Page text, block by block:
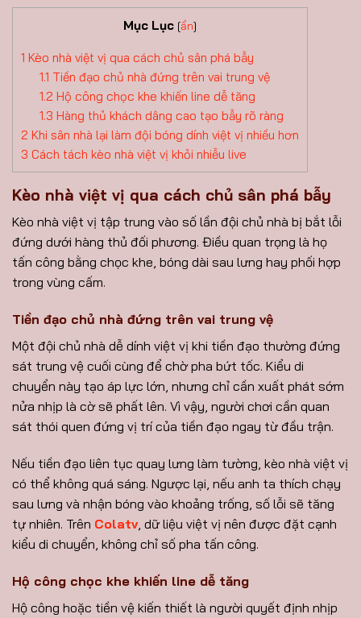
Mục Lục [ẩn]
1 Kèo nhà việt vị qua cách chủ sân phá bẫy
1.1 Tiền đạo chủ nhà đứng trên vai trung vệ
1.2 Hộ công chọc khe khiến line dễ tăng
1.3 Hàng thủ khách dâng cao tạo bẫy rõ ràng
2 Khi sân nhà lại làm đội bóng dính việt vị nhiều hơn
3 Cách tách kèo nhà việt vị khỏi nhiễu live
Kèo nhà việt vị qua cách chủ sân phá bẫy
Kèo nhà việt vị tập trung vào số lần đội chủ nhà bị bắt lỗi
đứng dưới hàng thủ đối phương. Điều quan trọng là họ
tấn công bằng chọc khe, bóng dài sau lưng hay phối hợp
trong vùng cấm.
Tiền đạo chủ nhà đứng trên vai trung vệ
Một đội chủ nhà dễ dính việt vị khi tiền đạo thường đứng
sát trung vệ cuối cùng để chờ pha bứt tốc. Kiểu di
chuyển này tạo áp lực lớn, nhưng chỉ cần xuất phát sớm
nửa nhịp là cờ sẽ phất lên. Vì vậy, người chơi cần quan
sát thói quen đứng vị trí của tiền đạo ngay từ đầu trận.
Nếu tiền đạo liên tục quay lưng làm tường, kèo nhà việt vị
có thể không quá sáng. Ngược lại, nếu anh ta thích chạy
sau lưng và nhận bóng vào khoảng trống, số lỗi sẽ tăng
tự nhiên. Trên Colatv, dữ liệu việt vị nên được đặt cạnh
kiểu di chuyển, không chỉ số pha tấn công.
Hộ công chọc khe khiến line dễ tăng
Hộ công hoặc tiền vệ kiến thiết là người quyết định nhịp